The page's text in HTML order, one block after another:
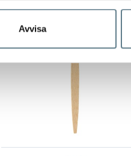
Avvisa